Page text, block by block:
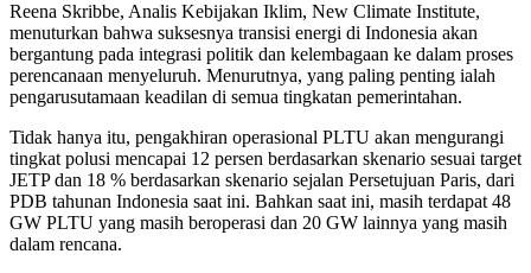
Reena Skribbe, Analis Kebijakan Iklim, New Climate Institute,
menuturkan bahwa suksesnya transisi energi di Indonesia akan
bergantung pada integrasi politik dan kelembagaan ke dalam proses
perencanaan menyeluruh. Menurutnya, yang paling penting ialah
pengarusutamaan keadilan di semua tingkatan pemerintahan.
Tidak hanya itu, pengakhiran operasional PLTU akan mengurangi
tingkat polusi mencapai 12 persen berdasarkan skenario sesuai target
JETP dan 18 % berdasarkan skenario sejalan Persetujuan Paris, dari
PDB tahunan Indonesia saat ini. Bahkan saat ini, masih terdapat 48
GW PLTU yang masih beroperasi dan 20 GW lainnya yang masih
dalam rencana.